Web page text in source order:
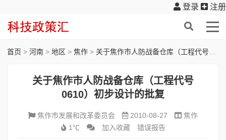
登录 注册
首页 > 河南 > 地区 > 焦作 > 关于焦作市人防战备仓库（工程代号0610）初步设计的批复
关于焦作市人防战备仓库（工程代号
0610）初步设计的批复
焦作市发展和改革委员会 2010-08-27
焦作
1℃
加入收藏 错误报告